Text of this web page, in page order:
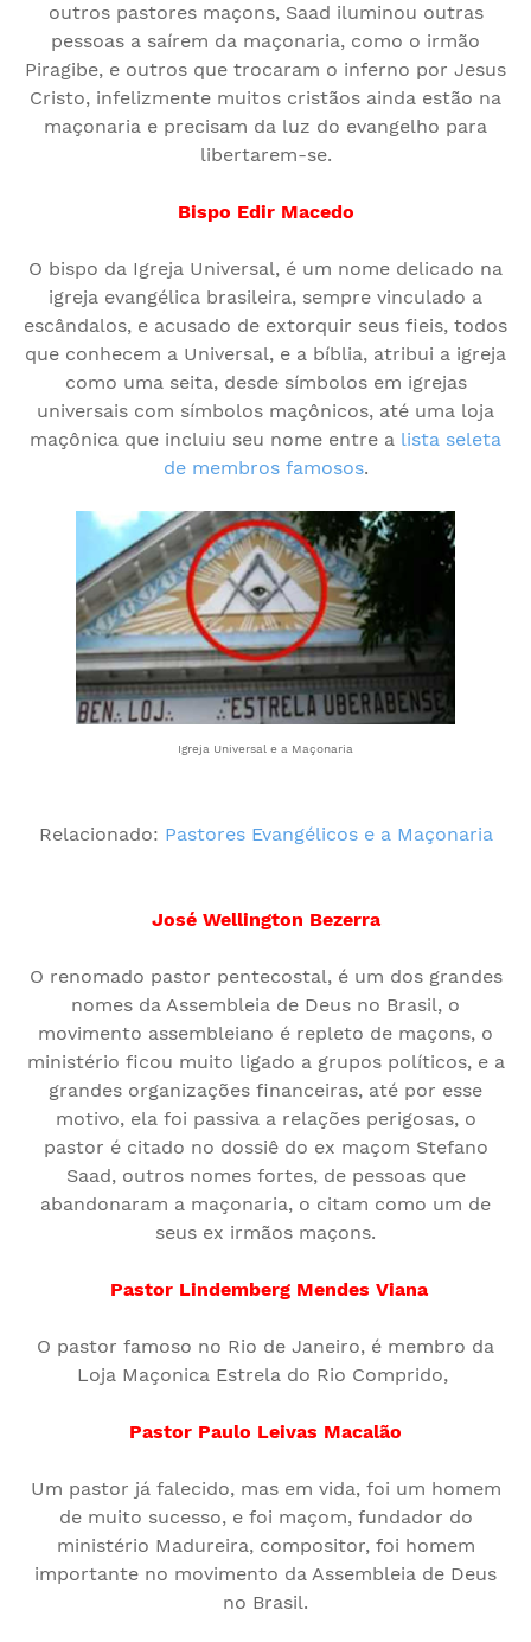
outros pastores maçons, Saad iluminou outras
pessoas a saírem da maçonaria, como o irmão
Piragibe, e outros que trocaram o inferno por Jesus
Cristo, infelizmente muitos cristãos ainda estão na
maçonaria e precisam da luz do evangelho para
libertarem-se.
Bispo Edir Macedo
O bispo da Igreja Universal, é um nome delicado na
igreja evangélica brasileira, sempre vinculado a
escândalos, e acusado de extorquir seus fieis, todos
que conhecem a Universal, e a bíblia, atribui a igreja
como uma seita, desde símbolos em igrejas
universais com símbolos maçônicos, até uma loja
maçônica que incluiu seu nome entre a lista seleta
de membros famosos.
Igreja Universal e a Maçonaria
Relacionado: Pastores Evangélicos e a Maçonaria
José Wellington Bezerra
O renomado pastor pentecostal, é um dos grandes
nomes da Assembleia de Deus no Brasil, o
movimento assembleiano é repleto de maçons, o
ministério ficou muito ligado a grupos políticos, e a
grandes organizações financeiras, até por esse
motivo, ela foi passiva a relações perigosas, o
pastor é citado no dossiê do ex maçom Stefano
Saad, outros nomes fortes, de pessoas que
abandonaram a maçonaria, o citam como um de
seus ex irmãos maçons.
Pastor Lindemberg Mendes Viana
O pastor famoso no Rio de Janeiro, é membro da
Loja Maçonica Estrela do Rio Comprido,
Pastor Paulo Leivas Macalão
Um pastor já falecido, mas em vida, foi um homem
de muito sucesso, e foi maçom, fundador do
ministério Madureira, compositor, foi homem
importante no movimento da Assembleia de Deus
no Brasil.